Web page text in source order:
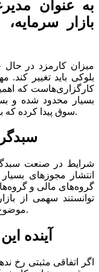
به عنوان
بازار
میزان کارمزد در
بلوکی باید تغییر
کارگزاری‌هاست که
بسیار محدود شده و
سوق پیدا کرده که بسیاری از آنها نیز دولتی و یا خصولتی هستند.
شرایط در صنعت
انتشار مجوز‌های
گروه‌های مالی و
توانستند سهمی از
موضوع عامل کاهش درآمد سایر نهاد‌ها شده است.
آینده
اگر اتفاقی مثبتی رخ